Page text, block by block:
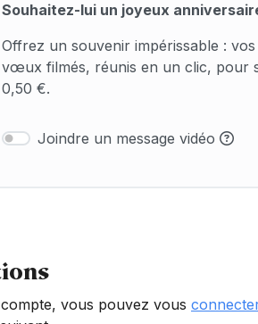
Souhaitez-lui un joyeux
Offrez un souvenir impérissable : vos
vœux filmés, réunis en un clic, pour
0,50 €.
Joindre un message vidéo
vous pouvez vous